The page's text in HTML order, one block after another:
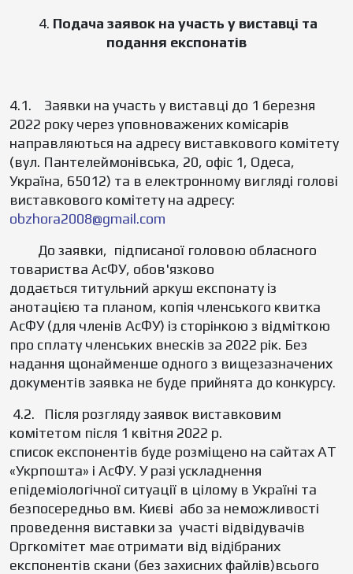
4. Подача заявок на участь у виставці та
подання експонатів
4.1. Заявки на участь у виставці до 1 березня
2022 року через уповноважених комісарів
направляються на адресу виставкового комітету
(вул. Пантелеймонівська, 20, офіс 1, Одеса,
Україна, 65012) та в електронному вигляді голові
виставкового комітету на адресу:
obzhora2008@gmail.com
До заявки, підписаної головою обласного
товариства АсФУ, обов'язково
додається титульний аркуш експонату із
анотацією та планом, копія членського квитка
АсФУ (для членів АсФУ) із сторінкою з відміткою
про сплату членських внесків за 2022 рік. Без
надання щонайменше одного з вищезазначених
документів заявка не буде прийнята до конкурсу.
4.2. Після розгляду заявок виставковим
комітетом після 1 квітня 2022 р.
список експонентів буде розміщено на сайтах АТ
«Укрпошта» і АсФУ. У разі ускладнення
епідеміологічної ситуації в цілому в Україні та
безпосередньо вм. Києві або за неможливості
проведення виставки за участі відвідувачів
Оргкомітет має отримати від відібраних
експонентів скани (без захисних файлів)всього